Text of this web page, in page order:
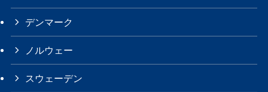
デンマーク
ノルウェー
スウェーデン